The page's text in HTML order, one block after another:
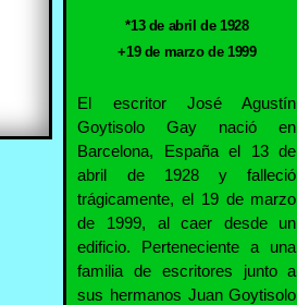
*13 de abril de 1928
+19 de marzo de 1999
El escritor José Agustín
Goytisolo Gay nació en
Barcelona, España el 13 de
abril de 1928 y falleció
trágicamente, el 19 de marzo
de 1999, al caer desde un
edificio. Perteneciente a una
familia de escritores junto a
sus hermanos Juan Goytisolo